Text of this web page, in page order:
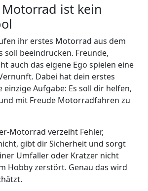
ist kein
ihr erstes Motorrad aus dem
soll beeindrucken. Freunde,
auch das eigene Ego spielen eine
Dabei hat dein erstes
Aufgabe: Es soll dir helfen,
mit Freude Motorradfahren zu
Motorrad verzeiht Fehler,
gibt dir Sicherheit und sorgt
Umfaller oder Kratzer nicht
Hobby zerstört. Genau das wird